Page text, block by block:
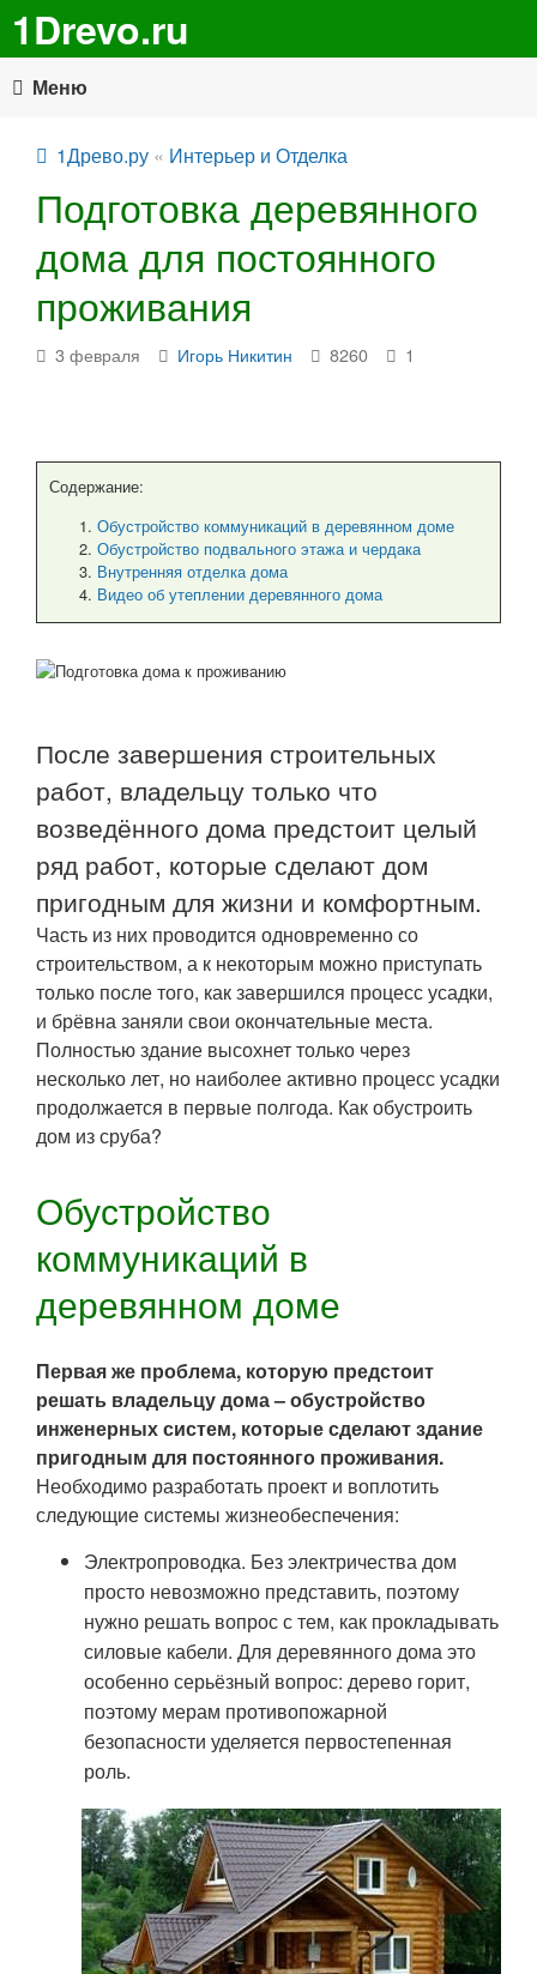
1Drevo.ru
Меню
1Древо.ру « Интерьер и Отделка
Подготовка деревянного
дома для постоянного
проживания
3 февраля Игорь Никитин 8260 1
Содержание:
Обустройство коммуникаций в деревянном доме
Обустройство подвального этажа и чердака
Внутренняя отделка дома
Видео об утеплении деревянного дома
После завершения строительных
работ, владельцу только что
возведённого дома предстоит целый
ряд работ, которые сделают дом
пригодным для жизни и комфортным.
Часть из них проводится одновременно со
строительством, а к некоторым можно приступать
только после того, как завершился процесс усадки,
и брёвна заняли свои окончательные места.
Полностью здание высохнет только через
несколько лет, но наиболее активно процесс усадки
продолжается в первые полгода. Как обустроить
дом из сруба?
Обустройство
коммуникаций в
деревянном доме
Первая же проблема, которую предстоит
решать владельцу дома – обустройство
инженерных систем, которые сделают здание
пригодным для постоянного проживания.
Необходимо разработать проект и воплотить
следующие системы жизнеобеспечения:
Электропроводка. Без электричества дом
просто невозможно представить, поэтому
нужно решать вопрос с тем, как прокладывать
силовые кабели. Для деревянного дома это
особенно серьёзный вопрос: дерево горит,
поэтому мерам противопожарной
безопасности уделяется первостепенная
роль.